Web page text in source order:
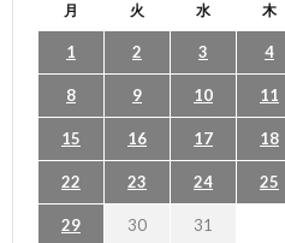
月 火 水 木
1 2 3 4
8 9 10 11
15 16 17 18
22 23 24 25
29 30
31